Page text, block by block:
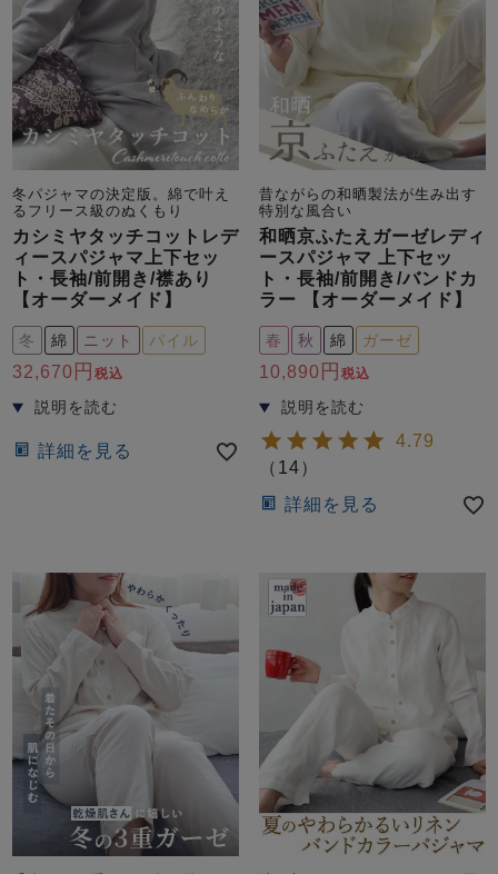
冬パジャマの決定版。綿で叶え
るフリース級のぬくもり
カシミヤタッチコットレデ
ィースパジャマ上下セッ
ト・長袖/前開き/襟あり
【オーダーメイド】
冬 綿 ニット パイル
32,670 税込
詳細を見る
昔ながらの和晒製法が生み出す
特別な風合い
和晒京ふたえガーゼレディ
ースパジャマ 上下セッ
ト・長袖/前開き/バンドカ
ラー 【オーダーメイド】
春 秋 綿 ガーゼ
10,890 税込
4.79
（ 14）
詳細を見る